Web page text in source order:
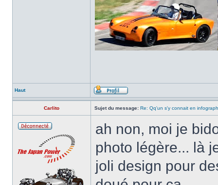
Haut
Carlito Sujet du message: Re: Qq'un s'y connait en
ah non, moi je
photo légère... là
joli design pour